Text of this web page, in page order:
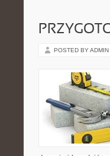
POSTED BY ADMIN